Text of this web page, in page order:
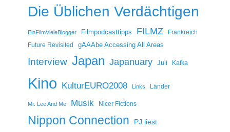
Die Üblichen Verdächtigen
EinFilmVieleBlogger Filmpodcasttipps FILMZ
Frankreich
Future Revisited
gAAAbe Accessing All Areas
Interview Japan Japanuary Juli Kafka
Kino KulturEURO2008 Links Länder
Mr. Lee And Me Musik Nicer Fictions
Nippon Connection PJ liest